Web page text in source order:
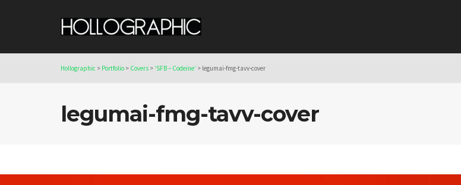
Hollographic > Portfolio > Covers > ‘SFB – Codeine’ > legumai-fmg-tavv-cover
legumai-fmg-tavv-cover